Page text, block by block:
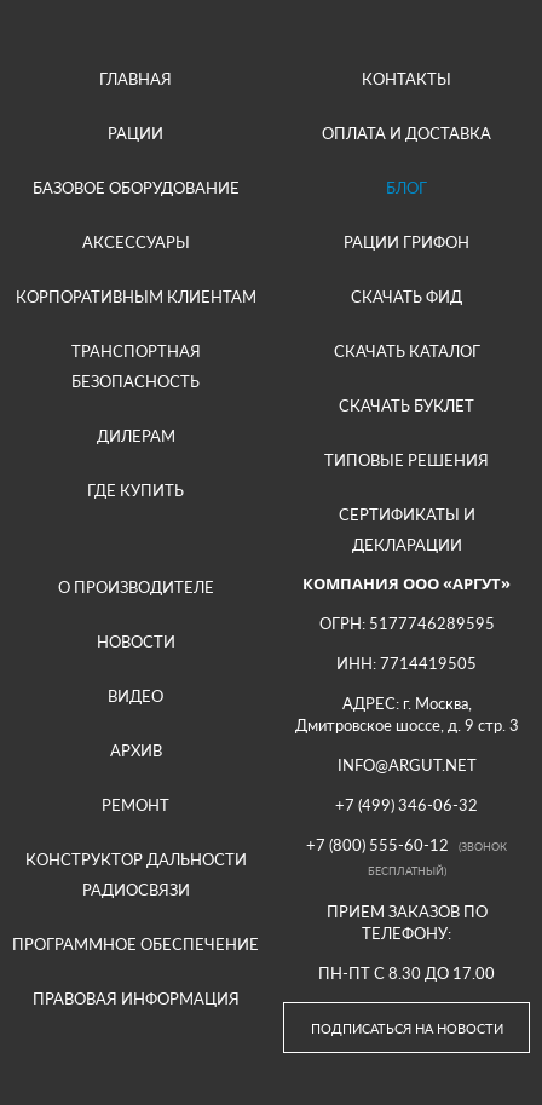
ГЛАВНАЯ
РАЦИИ
БАЗОВОЕ ОБОРУДОВАНИЕ
АКСЕССУАРЫ
КОРПОРАТИВНЫМ КЛИЕНТАМ
ТРАНСПОРТНАЯ
БЕЗОПАСНОСТЬ
ДИЛЕРАМ
ГДЕ КУПИТЬ
КОНТАКТЫ
ОПЛАТА И ДОСТАВКА
БЛОГ
РАЦИИ ГРИФОН
СКАЧАТЬ ФИД
СКАЧАТЬ КАТАЛОГ
СКАЧАТЬ БУКЛЕТ
ТИПОВЫЕ РЕШЕНИЯ
СЕРТИФИКАТЫ И
ДЕКЛАРАЦИИ
О ПРОИЗВОДИТЕЛЕ
НОВОСТИ
ВИДЕО
АРХИВ
РЕМОНТ
КОНСТРУКТОР ДАЛЬНОСТИ
РАДИОСВЯЗИ
ПРОГРАММНОЕ ОБЕСПЕЧЕНИЕ
ПРАВОВАЯ ИНФОРМАЦИЯ
КОМПАНИЯ ООО «АРГУТ»
ОГРН: 5177746289595
ИНН: 7714419505
АДРЕС: г. Москва,
Дмитровское шоссе, д. 9 стр. 3
INFO@ARGUT.NET
+7 (499) 346-06-32
+7 (800) 555-60-12
(ЗВОНОК
БЕСПЛАТНЫЙ)
ПРИЕМ ЗАКАЗОВ ПО
ТЕЛЕФОНУ:
ПН-ПТ С 8.30 ДО 17.00
ПОДПИСАТЬСЯ НА НОВОСТИ